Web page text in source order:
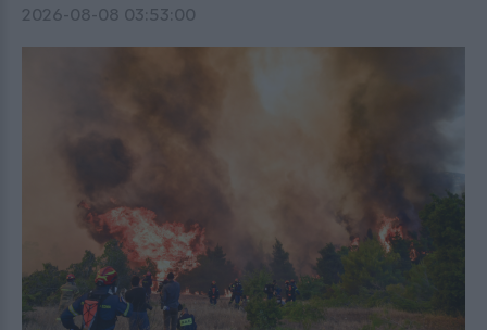
2026-08-08 03:53:00